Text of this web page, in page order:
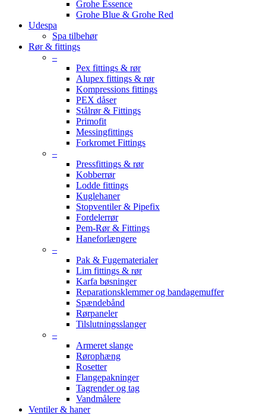
Grohe Essence
Grohe Blue & Grohe Red
Udespa
Spa tilbehør
Rør & fittings
–
Pex fittings & rør
Alupex fittings & rør
Kompressions fittings
PEX dåser
Stålrør & Fittings
Primofit
Messingfittings
Forkromet Fittings
–
Pressfittings & rør
Kobberrør
Lodde fittings
Kuglehaner
Stopventiler & Pipefix
Fordelerrør
Pem-Rør & Fittings
Haneforlængere
–
Pak & Fugematerialer
Lim fittings & rør
Karfa bøsninger
Reparationsklemmer og bandagemuffer
Spændebånd
Rørpaneler
Tilslutningsslanger
–
Armeret slange
Rørophæng
Rosetter
Flangepakninger
Tagrender og tag
Vandmålere
Ventiler & haner